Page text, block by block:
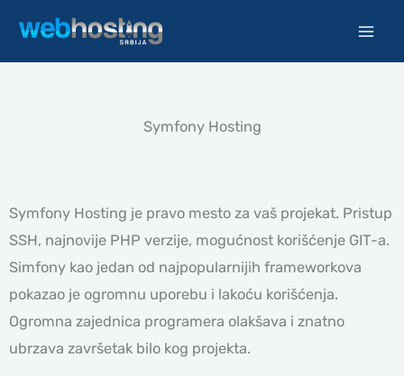
sadržaj
Symfony Hosting
Symfony Hosting je pravo mesto za vaš projekat. Pristup
SSH, najnovije PHP verzije, mogućnost korišćenje GIT-a.
Simfony kao jedan od najpopularnijih frameworkova
pokazao je ogromnu uporebu i lakoću korišćenja.
Ogromna zajednica programera olakšava i znatno
ubrzava završetak bilo kog projekta.